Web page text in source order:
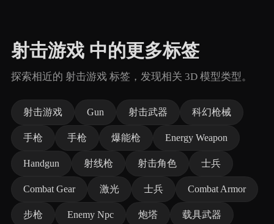
射击游戏 中的更多标签
探索相近的 射击游戏 标签，发现相关 3D 模型类型。
射击游戏 Gun 射击武器 科幻枪械
手枪 手枪 爆能枪 Energy Weapon
Handgun 射线枪 射击角色 士兵
Combat Gear 激光 士兵 Combat Armor
步枪 Enemy Npc 炮塔 载具武器